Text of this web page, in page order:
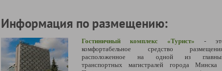
Информация по размещению:
Гостиничный комплекс «Турист» -
комфортабельное средство
расположенное на одной из
транспортных магистралей города Минска